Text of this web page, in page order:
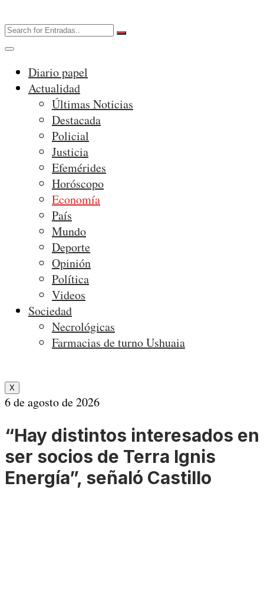
Diario papel
Actualidad
Últimas Noticias
Destacada
Policial
Justicia
Efemérides
Horóscopo
Economía
País
Mundo
Deporte
Opinión
Política
Videos
Sociedad
Necrológicas
Farmacias de turno Ushuaia
X
6 de agosto de 2026
“Hay distintos interesados en
ser socios de Terra Ignis
Energía”, señaló Castillo